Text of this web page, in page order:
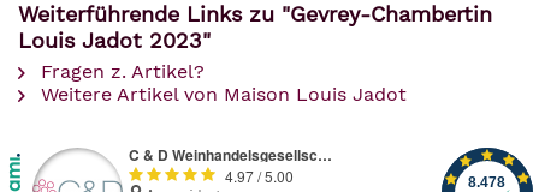
Weiterführende Links zu "Gevrey-Chambertin
Louis Jadot 2023"
Fragen z. Artikel?
Weitere Artikel von Maison Louis Jadot